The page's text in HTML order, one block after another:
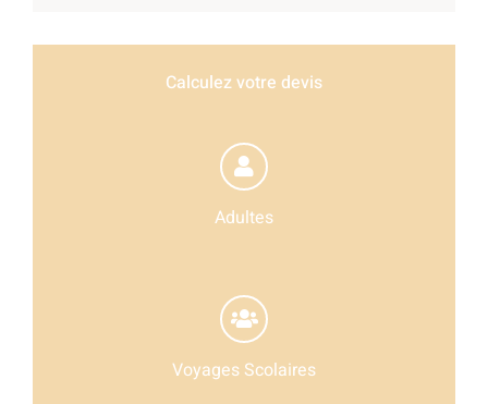
Calculez votre devis
Adultes
Voyages Scolaires